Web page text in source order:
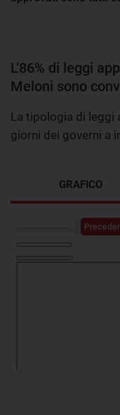
L’86% di leggi
Meloni sono
La tipologia di leggi
giorni dei governi a
GRAFICO